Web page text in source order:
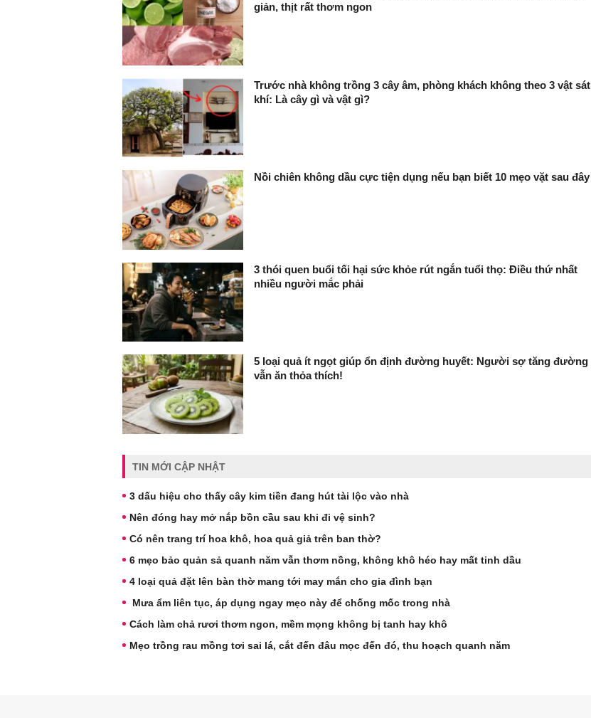
giản, thịt rất thơm ngon
Trước nhà không trồng 3 cây âm, phòng khách không theo 3 vật sát
khí: Là cây gì và vật gì?
Nồi chiên không dầu cực tiện dụng nếu bạn biết 10 mẹo vặt sau đây
3 thói quen buổi tối hại sức khỏe rút ngắn tuổi thọ: Điều thứ nhất
nhiều người mắc phải
5 loại quả ít ngọt giúp ổn định đường huyết: Người sợ tăng đường
vẫn ăn thỏa thích!
TIN MỚI CẬP NHẬT
3 dấu hiệu cho thấy cây kim tiền đang hút tài lộc vào nhà
Nên đóng hay mở nắp bồn cầu sau khi đi vệ sinh?
Có nên trang trí hoa khô, hoa quả giả trên ban thờ?
6 mẹo bảo quản sả quanh năm vẫn thơm nồng, không khô héo hay mất tinh dầu
4 loại quả đặt lên bàn thờ mang tới may mắn cho gia đình bạn
Mưa ẩm liên tục, áp dụng ngay mẹo này để chống mốc trong nhà
Cách làm chả rươi thơm ngon, mềm mọng không bị tanh hay khô
Mẹo trồng rau mồng tơi sai lá, cắt đến đâu mọc đến đó, thu hoạch quanh năm